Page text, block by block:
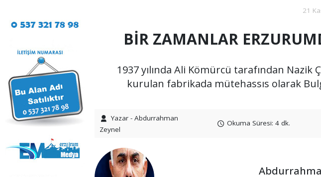
21
BİR ZAMANLAR
1937 yılında Ali Kömürcü tarafından
kurulan fabrikada mütehassıs olarak
Yazar - Abdurrahman
Zeynel
Okuma Süresi: 4 dk.